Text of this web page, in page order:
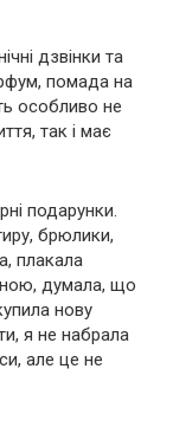
дзвінки та
помада на
особливо не
так і має
подарунки.
брюлики,
плакала
думала, що
нову
я не набрала
але це не